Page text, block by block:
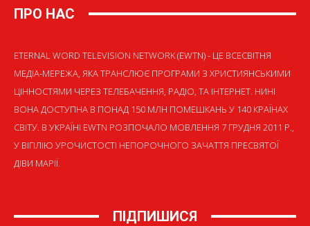
ПРО НАС
ETERNAL WORD TELEVISION NETWORK (EWTN) - ЦЕ ВСЕСВІТНЯ
МЕДІА-МЕРЕЖА, ЯКА ТРАНСЛЮЄ ПРОГРАМИ З ХРИСТИЯНСЬКИМИ
ЦІННОСТЯМИ ЧЕРЕЗ ТЕЛЕБАЧЕННЯ, РАДІО, ТА ІНТЕРНЕТ. НИНІ
ВОНА ДОСТУПНА В ПОНАД 150 МЛН ПОМЕШКАНЬ У 140 КРАЇНАХ
СВІТУ. В УКРАЇНІ EWTN РОЗПОЧАЛО МОВЛЕННЯ 7 ГРУДНЯ 2011 Р.,
У ВІГІЛІЮ УРОЧИСТОСТІ НЕПОРОЧНОГО ЗАЧАТТЯ ПРЕСВЯТОЇ
ДІВИ МАРІЇ.
ПІДПИШИСЯ